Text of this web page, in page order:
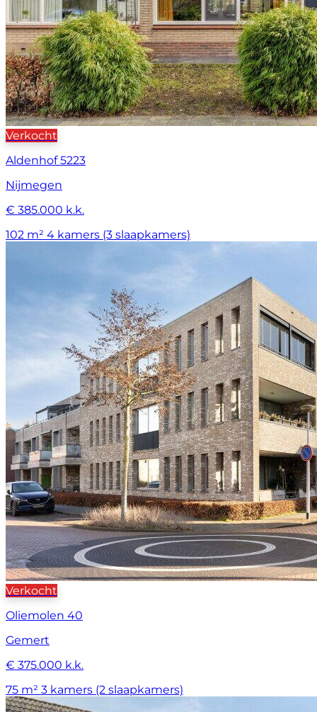
Verkocht
Aldenhof 5223
Nijmegen
€ 385.000 k.k.
102 m² 4 kamers (3 slaapkamers)
Verkocht
Oliemolen 40
Gemert
€ 375.000 k.k.
75 m² 3 kamers (2 slaapkamers)